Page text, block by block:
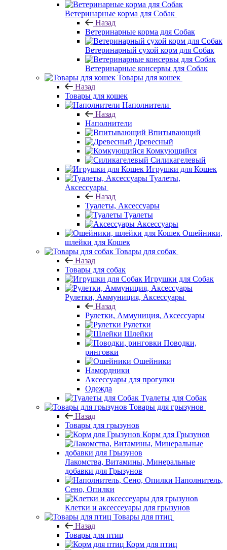
Ветеринарные корма для Собак
Назад
Ветеринарные корма для Собак
Ветеринарный сухой корм для Собак
Ветеринарные консервы для Собак
Товары для кошек
Назад
Товары для кошек
Наполнители
Назад
Наполнители
Впитывающий
Древесный
Комкующийся
Силикагелевый
Игрушки для Кошек
Туалеты,
Аксессуары
Назад
Туалеты, Аксессуары
Туалеты
Аксессуары
Ошейники,
шлейки для Кошек
Товары для собак
Назад
Товары для собак
Игрушки для Собак
Рулетки, Аммуниция, Аксессуары
Назад
Рулетки, Аммуниция, Аксессуары
Рулетки
Шлейки
Поводки,
ринговки
Ошейники
Намордники
Аксессуары для прогулки
Одежда
Туалеты для Собак
Товары для грызунов
Назад
Товары для грызунов
Корм для Грызунов
Лакомства, Витамины, Минеральные
добавки для Грызунов
Наполнитель,
Сено, Опилки
Клетки и аксессеуары для грызунов
Товары для птиц
Назад
Товары для птиц
Корм для птиц